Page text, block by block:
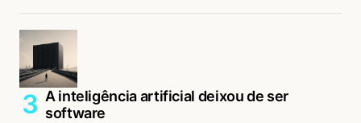
A inteligência artificial deixou de ser
software